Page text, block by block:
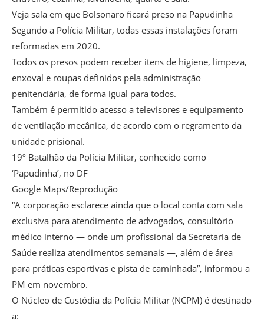
Veja sala em que Bolsonaro ficará preso na Papudinha
Segundo a Polícia Militar, todas essas instalações foram
reformadas em 2020.
Todos os presos podem receber itens de higiene, limpeza,
enxoval e roupas definidos pela administração
penitenciária, de forma igual para todos.
Também é permitido acesso a televisores e equipamento
de ventilação mecânica, de acordo com o regramento da
unidade prisional.
19º Batalhão da Polícia Militar, conhecido como
‘Papudinha’, no DF
Google Maps/Reprodução
“A corporação esclarece ainda que o local conta com sala
exclusiva para atendimento de advogados, consultório
médico interno — onde um profissional da Secretaria de
Saúde realiza atendimentos semanais —, além de área
para práticas esportivas e pista de caminhada”, informou a
PM em novembro.
O Núcleo de Custódia da Polícia Militar (NCPM) é destinado
a: